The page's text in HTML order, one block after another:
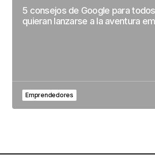
5 consejos de Google para
quieran lanzarse a la aventura
Emprendedores